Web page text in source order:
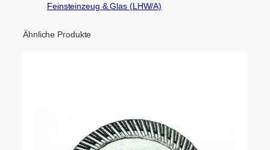
Feinsteinzeug & Glas (LHW/A)
Ähnliche Produkte